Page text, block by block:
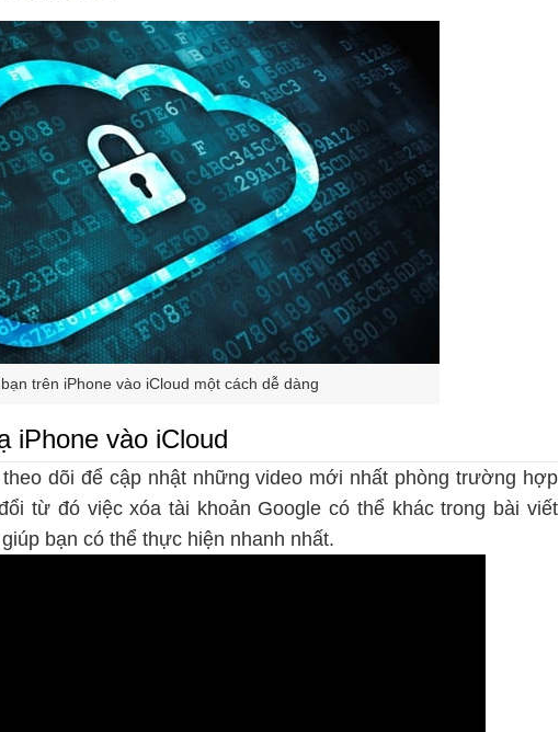
trên iPhone vào iCloud một cách dễ dàng
iPhone vào iCloud
dõi để cập nhật những video mới nhất phòng trường hợp
từ đó việc xóa tài khoản Google có thể khác trong bài viết
bạn có thể thực hiện nhanh nhất.